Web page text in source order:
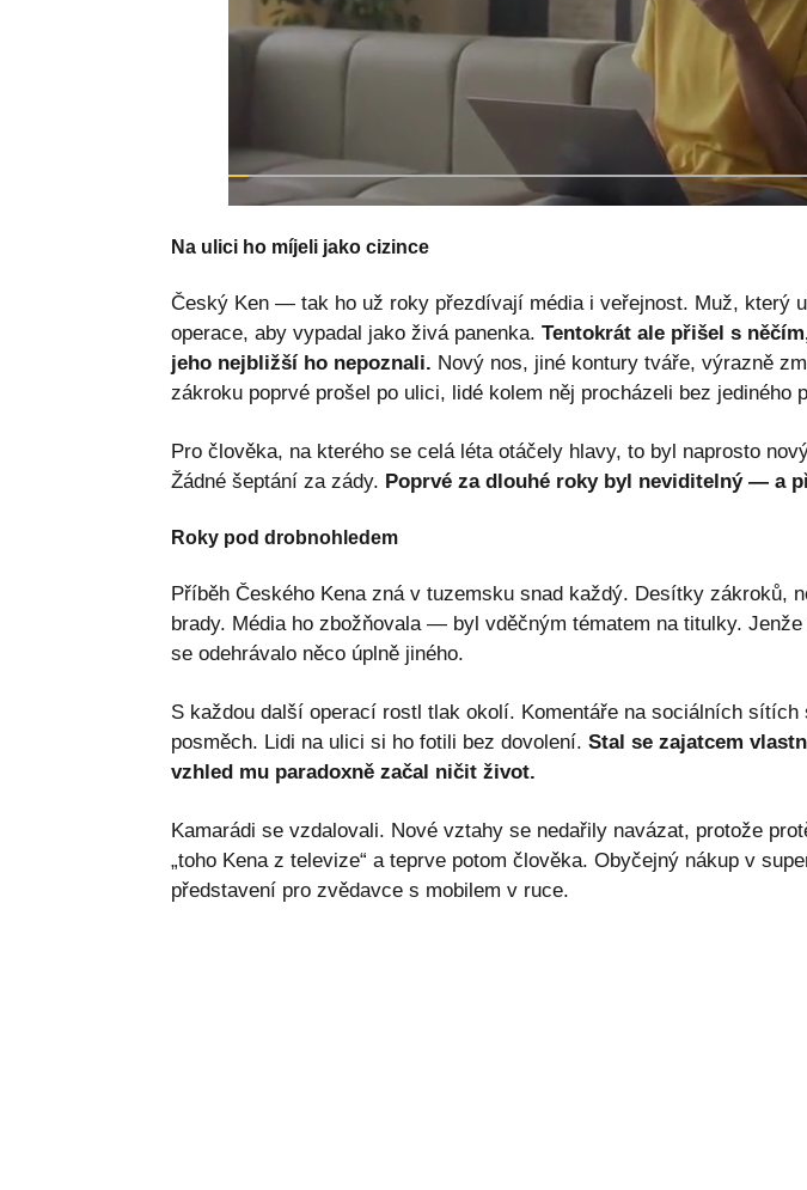
Na ulici ho míjeli jako cizince
Český Ken — tak ho už roky přezdívají média i veřejnost. Muž, který
operace, aby vypadal jako živá panenka. Tentokrát ale přišel s
jeho nejbližší ho nepoznali. Nový nos, jiné kontury tváře, výrazně
zákroku poprvé prošel po ulici, lidé kolem něj procházeli bez jediného
Pro člověka, na kterého se celá léta otáčely hlavy, to byl naprosto
Žádné šeptání za zády. Poprvé za dlouhé roky byl neviditelný — a
Roky pod drobnohledem
Příběh Českého Kena zná v tuzemsku snad každý. Desítky zákroků,
brady. Média ho zbožňovala — byl vděčným tématem na titulky.
se odehrávalo něco úplně jiného.
S každou další operací rostl tlak okolí. Komentáře na sociálních sítích
posměch. Lidi na ulici si ho fotili bez dovolení. Stal se zajatcem
vzhled mu paradoxně začal ničit život.
Kamarádi se vzdalovali. Nové vztahy se nedařily navázat, protože
„toho Kena z televize“ a teprve potom člověka. Obyčejný nákup v
představení pro zvědavce s mobilem v ruce.